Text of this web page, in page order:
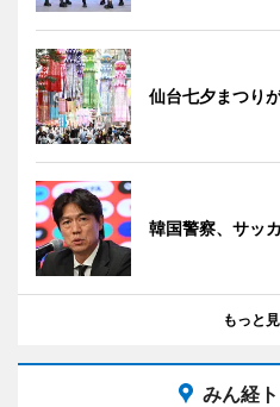
仙台七夕まつり
韓国警察、サッ
もっと
みん経